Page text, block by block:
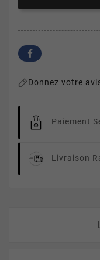
Donnez votre
Paiement
Livraison